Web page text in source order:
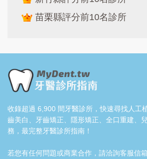
苗栗縣評分前10名診所
收錄超過 6,900 間牙醫診所，快速尋找人工
齒美白、牙齒矯正、隱形矯正、全口重建、
務，最完整牙醫診所指南！
若您有任何問題或商業合作，請洽詢客服信箱